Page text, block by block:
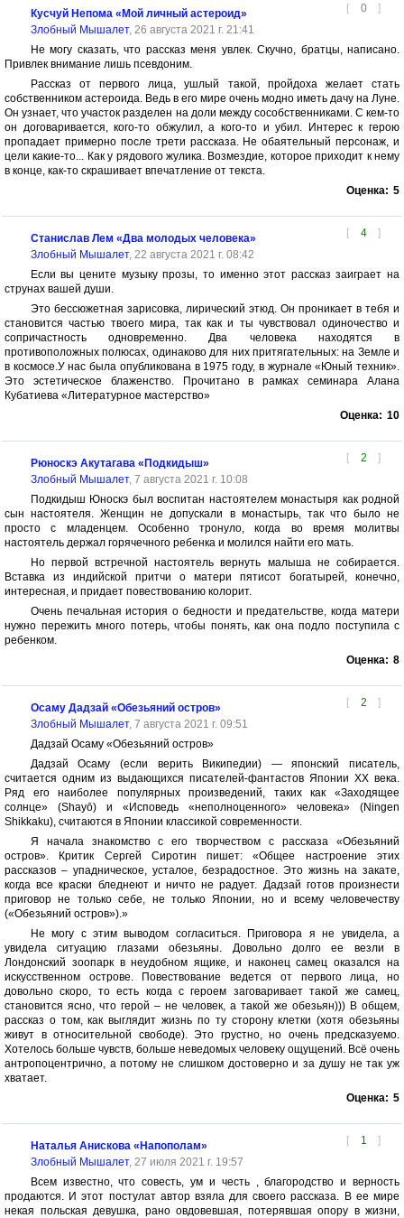
[ 0 ]
Кусчуй Непома «Мой личный астероид»
Злобный Мышалет, 26 августа 2021 г. 21:41
Не могу сказать, что рассказ меня увлек. Скучно, братцы, написано.
Привлек внимание лишь псевдоним.
Рассказ от первого лица, ушлый такой, пройдоха желает стать
собственником астероида. Ведь в его мире очень модно иметь дачу на Луне.
Он узнает, что участок разделен на доли между сособственниками. С кем-то
он договаривается, кого-то обжулил, а кого-то и убил. Интерес к герою
пропадает примерно после трети рассказа. Не обаятельный персонаж, и
цели какие-то... Как у рядового жулика. Возмездие, которое приходит к нему
в конце, как-то скрашивает впечатление от текста.
Оценка: 5
[ 4 ]
Станислав Лем «Два молодых человека»
Злобный Мышалет, 22 августа 2021 г. 08:42
Если вы цените музыку прозы, то именно этот рассказ заиграет на
струнах вашей души.
Это бессюжетная зарисовка, лирический этюд. Он проникает в тебя и
становится частью твоего мира, так как и ты чувствовал одиночество и
сопричастность одновременно. Два человека находятся в
противоположных полюсах, одинаково для них притягательных: на Земле и
в космосе.У нас была опубликована в 1975 году, в журнале «Юный техник».
Это эстетическое блаженство. Прочитано в рамках семинара Алана
Кубатиева «Литературное мастерство»
Оценка: 10
[ 2 ]
Рюноскэ Акутагава «Подкидыш»
Злобный Мышалет, 7 августа 2021 г. 10:08
Подкидыш Юноскэ был воспитан настоятелем монастыря как родной
сын настоятеля. Женщин не допускали в монастырь, так что было не
просто с младенцем. Особенно тронуло, когда во время молитвы
настоятель держал горячечного ребенка и молился найти его мать.
Но первой встречной настоятель вернуть малыша не собирается.
Вставка из индийской притчи о матери пятисот богатырей, конечно,
интересная, и придает повествованию колорит.
Очень печальная история о бедности и предательстве, когда матери
нужно пережить много потерь, чтобы понять, как она подло поступила с
ребенком.
Оценка: 8
[ 2 ]
Осаму Дадзай «Обезьяний остров»
Злобный Мышалет, 7 августа 2021 г. 09:51
Дадзай Осаму «Обезьяний остров»
Дадзай Осаму (если верить Википедии) — японский писатель,
считается одним из выдающихся писателей-фантастов Японии XX века.
Ряд его наиболее популярных произведений, таких как «Заходящее
солнце» (Shayō) и «Исповедь «неполноценного» человека» (Ningen
Shikkaku), считаются в Японии классикой современности.
Я начала знакомство с его творчеством с рассказа «Обезьяний
остров». Критик Сергей Сиротин пишет: «Общее настроение этих
рассказов – упадническое, усталое, безрадостное. Это жизнь на закате,
когда все краски бледнеют и ничто не радует. Дадзай готов произнести
приговор не только себе, не только Японии, но и всему человечеству
(«Обезьяний остров»).»
Не могу с этим выводом согласиться. Приговора я не увидела, а
увидела ситуацию глазами обезьяны. Довольно долго ее везли в
Лондонский зоопарк в неудобном ящике, и наконец самец оказался на
искусственном острове. Повествование ведется от первого лица, но
довольно скоро, то есть когда с героем заговаривает такой же самец,
становится ясно, что герой – не человек, а такой же обезьян))) В общем,
рассказ о том, как выглядит жизнь по ту сторону клетки (хотя обезьяны
живут в относительной свободе). Это грустно, но очень предсказуемо.
Хотелось больше чувств, больше неведомых человеку ощущений. Всё очень
антропоцентрично, а потому не слишком достоверно и за душу не так уж
хватает.
Оценка: 5
[ 1 ]
Наталья Анискова «Напополам»
Злобный Мышалет, 27 июля 2021 г. 19:57
Всем известно, что совесть, ум и честь , благородство и верность
продаются. И этот постулат автор взяла для своего рассказа. В ее мире
некая польская девушка, рано овдовевшая, потерявшая опору в жизни,